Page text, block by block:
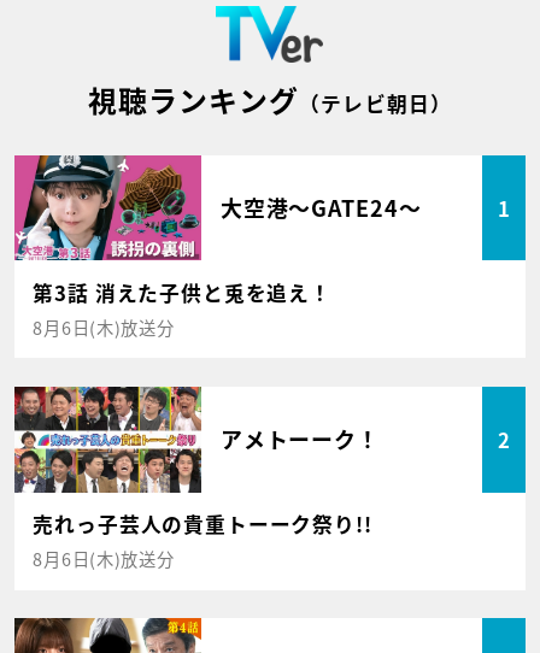
視聴ランキング （テレビ朝日）
大空港～GATE24～ 1
第3話 消えた子供と兎を追え！
8月6日(木)放送分
アメトーーク！ 2
売れっ子芸人の貴重トーーク祭り!!
8月6日(木)放送分